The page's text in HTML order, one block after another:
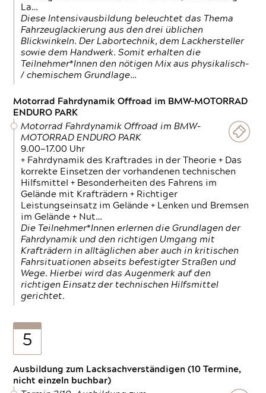
La…
Diese Intensivausbildung beleuchtet das Thema
Fahrzeuglackierung aus den drei üblichen
Blickwinkeln. Der Labortechnik, dem Lackhersteller
sowie dem Handwerk. Somit erhalten die
Teilnehmer*Innen den nötigen Mix aus physikalisch-
/ chemischem Grundlage…
Motorrad Fahrdynamik Offroad im BMW-MOTORRAD
ENDURO PARK
Motorrad Fahrdynamik Offroad im BMW-
MOTORRAD ENDURO PARK
9.00—17.00 Uhr
+ Fahrdynamik des Kraftrades in der Theorie + Das
korrekte Einsetzen der vorhandenen technischen
Hilfsmittel + Besonderheiten des Fahrens im
Gelände mit Krafträdern + Richtiger
Leistungseinsatz im Gelände + Lenken und Bremsen
im Gelände + Nut…
Die Teilnehmer*Innen erlernen die Grundlagen der
Fahrdynamik und den richtigen Umgang mit
Krafträdern in alltäglichen aber auch in kritischen
Fahrsituationen abseits befestigter Straßen und
Wege. Hierbei wird das Augenmerk auf den
richtigen Einsatz der technischen Hilfsmittel
gerichtet.
5
Ausbildung zum Lacksachverständigen (10 Termine,
nicht einzeln buchbar)